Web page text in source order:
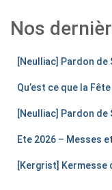
Nos
[Neulliac] Pardon de
Qu’est ce que la Fête
[Neulliac] Pardon de
Ete 2026 – Messes
[Kergrist] Kermesse